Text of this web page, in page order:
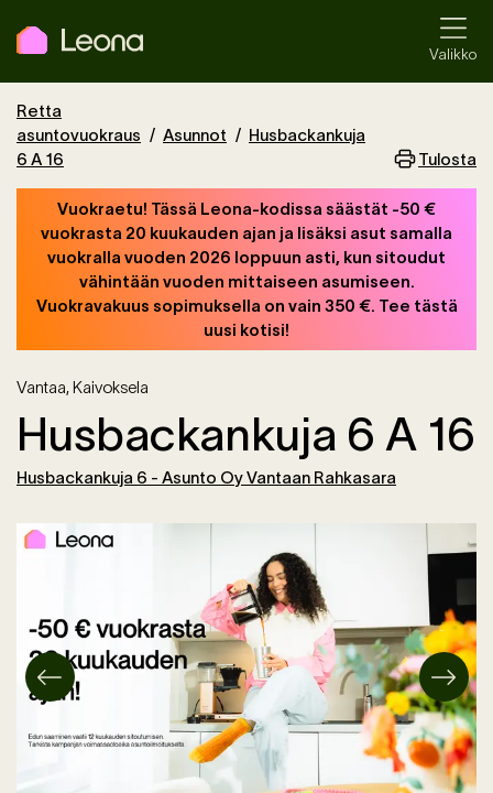
Valikko
Retta
asuntovuokraus
Asunnot
Husbackankuja
6 A 16
Tulosta
Vuokraetu! Tässä Leona-kodissa säästät -50 €
vuokrasta 20 kuukauden ajan ja lisäksi asut samalla
vuokralla vuoden 2026 loppuun asti, kun sitoudut
vähintään vuoden mittaiseen asumiseen.
Vuokravakuus sopimuksella on vain 350 €. Tee tästä
uusi kotisi!
Vantaa,Kaivoksela
Husbackankuja 6 A 16
Husbackankuja 6 - Asunto Oy Vantaan Rahkasara